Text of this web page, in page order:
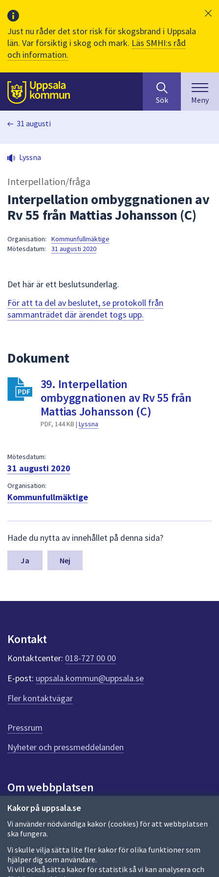
Just nu råder det stor risk för skogsbrand i Uppsala
län. Var försiktig i skog och mark. Läs SMHI:s råd
och information.
Till sidans
huvudinnehåll
efter
innehåll
på
sökfältet
kommer
sökförslag
för
att
navigera
att
välja
något
Sök Meny
Kakor på uppsala.se
Vi använder nödvändiga kakor (cookies) för att webbplatsen
ska fungera.
Vi skulle vilja sätta lite fler kakor för olika funktioner som
hjälper dig som användare.
Vi vill också sätta kakor för statistik så vi kan analysera och
31 augusti
Lyssna
Interpellation/fråga
Interpellation ombyggnationen av
Rv 55 från Mattias Johansson (C)
Organisation:
Kommunfullmäktige
Mötesdatum:
31 augusti 2020
Det här är ett beslutsunderlag.
För att ta del av beslutet, se protokoll från
sammanträdet där ärendet togs upp.
Dokument
39. Interpellation
ombyggnationen av Rv 55 från
Mattias Johansson (C)
PDF, 144 KB | Lyssna
Mötesdatum:
31 augusti 2020
Organisation:
Kommunfullmäktige
ä
m
a
n
k
t
e
r
f
ö
r
e
n
n
a
d
a
Hade du nytta av innehållet på denna sida?
Nej
Kontakt
Kontaktcenter: 018-727 00 00
E-post: uppsala.kommun@uppsala.se
Fler kontaktvägar
Pressrum
Nyheter och pressmeddelanden
Om webbplatsen
Om webbplatsen
Allmänna handlingar och diarium
Behandling av personuppgifter
Kakor